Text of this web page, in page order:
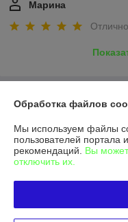
Марина
Отлично
О нас
Контакты
Доставка и оплата
Обработка файлов
Мы используем файлы
пользователей портала
рекомендаций. Вы
отключить их.